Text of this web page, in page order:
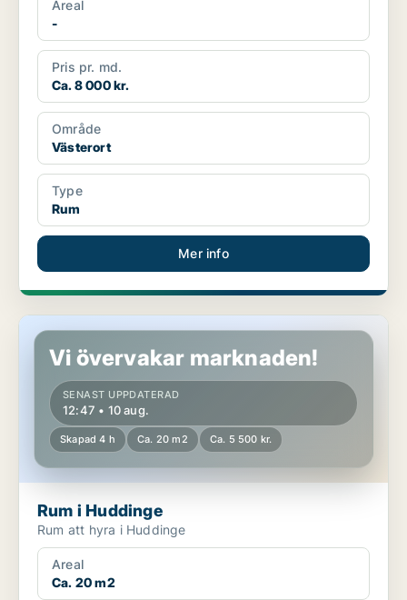
Areal
-
Pris pr. md.
Ca. 8 000 kr.
Område
Västerort
Type
Rum
Mer info
Rum i Huddinge
Vi övervakar marknaden!
SENAST UPPDATERAD
12:47 • 10 aug.
Skapad 4 h Ca. 20 m2 Ca. 5 500 kr.
Rum i Huddinge
Rum att hyra i Huddinge
Areal
Ca. 20 m2